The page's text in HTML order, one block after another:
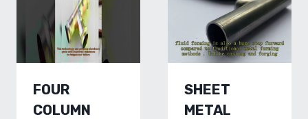
FOUR
COLUMN
SHEET
METAL